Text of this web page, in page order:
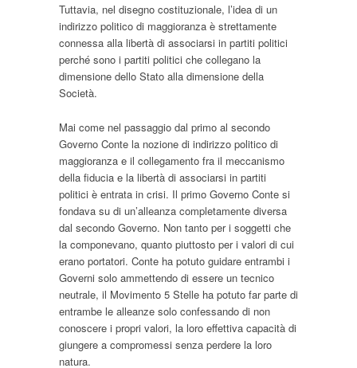
Tuttavia, nel disegno costituzionale, l’idea di un
indirizzo politico di maggioranza è strettamente
connessa alla libertà di associarsi in partiti politici
perché sono i partiti politici che collegano la
dimensione dello Stato alla dimensione della
Società.
Mai come nel passaggio dal primo al secondo
Governo Conte la nozione di indirizzo politico di
maggioranza e il collegamento fra il meccanismo
della fiducia e la libertà di associarsi in partiti
politici è entrata in crisi. Il primo Governo Conte si
fondava su di un’alleanza completamente diversa
dal secondo Governo. Non tanto per i soggetti che
la componevano, quanto piuttosto per i valori di cui
erano portatori. Conte ha potuto guidare entrambi i
Governi solo ammettendo di essere un tecnico
neutrale, il Movimento 5 Stelle ha potuto far parte di
entrambe le alleanze solo confessando di non
conoscere i propri valori, la loro effettiva capacità di
giungere a compromessi senza perdere la loro
natura.